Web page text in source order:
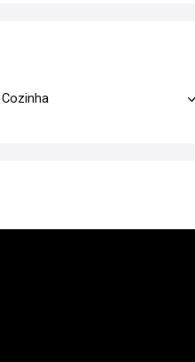
Cozinha